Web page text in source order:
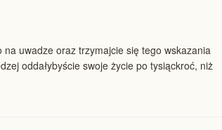
uwadze oraz trzymajcie się tego wskazania
oddałybyście swoje życie po tysiąckroć, niż